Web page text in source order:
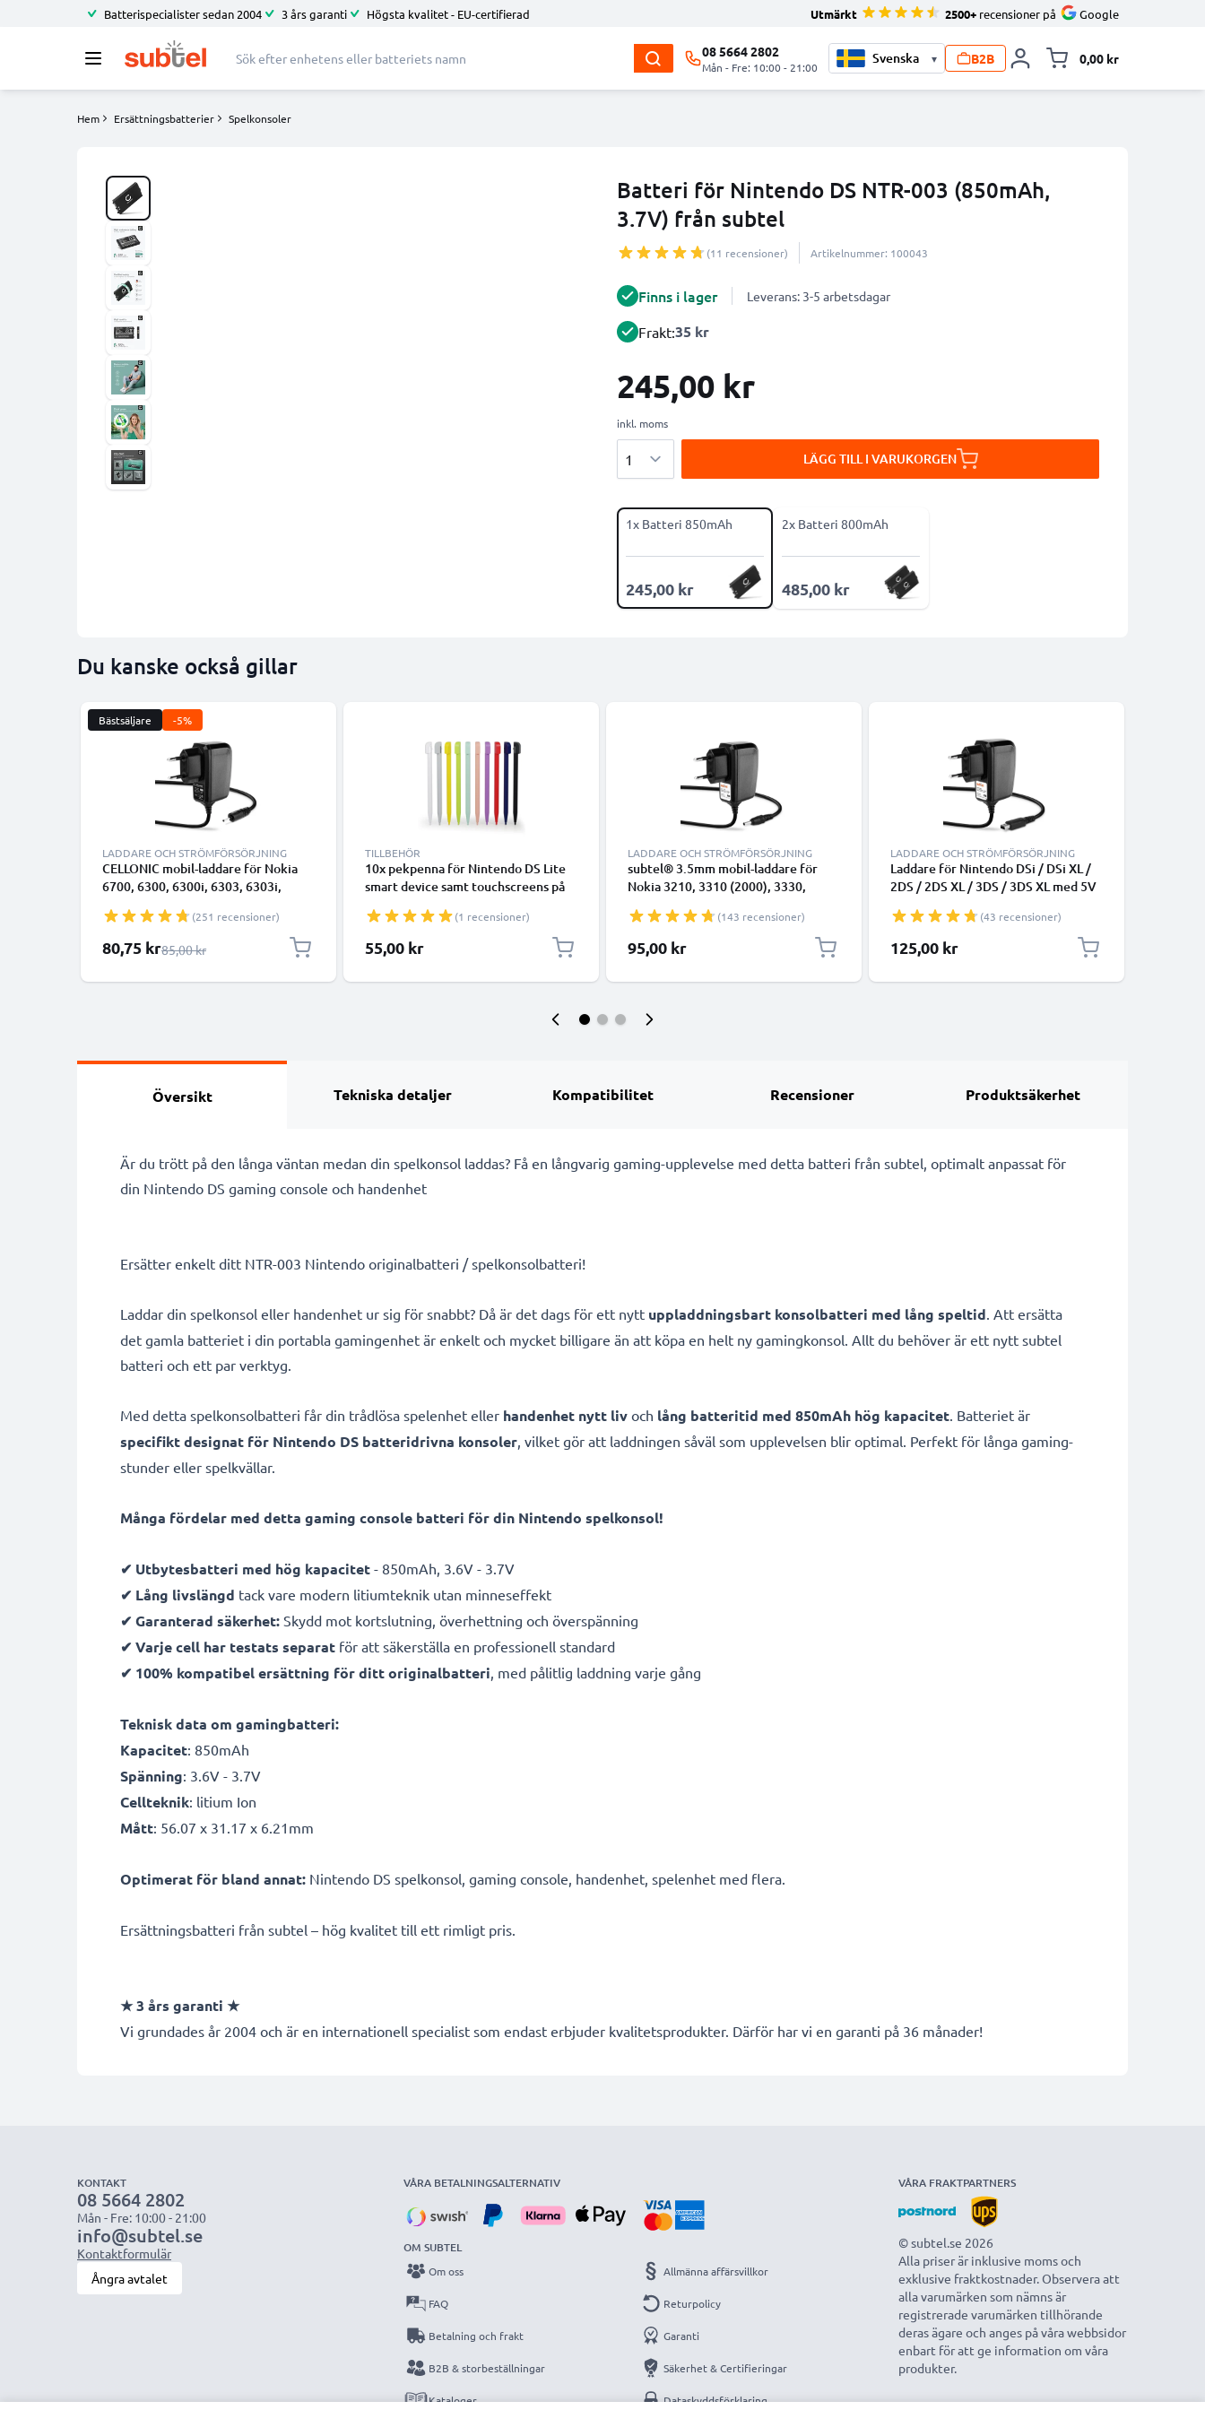
Batterispecialister sedan 2004 3 års garanti Högsta kvalitet - EU-certifierad Utmärkt 2500+ recensioner på Google
08 5664 2802
Mån - Fre: 10:00 - 21:00
▾ B2B 0,00 kr
Hem Ersättningsbatterier Spelkonsoler
Batteri för Nintendo DS NTR-003 (850mAh,
3.7V) från subtel
(11 recensioner) Artikelnummer: 100043
Finns i lager Leverans: 3-5 arbetsdagar
Frakt:35 kr
245,00 kr
inkl. moms
LÄGG TILL I VARUKORGEN
1x Batteri 850mAh
245,00 kr
2x Batteri 800mAh
485,00 kr
Du kanske också gillar
Bästsäljare -5%
LADDARE OCH STRÖMFÖRSÖRJNING
CELLONIC mobil-laddare för Nokia
6700, 6300, 6300i, 6303, 6303i,
N73, N70, N8 med 2.5W 0.5A /
500mA snabbladdning -
strömadapter för mobiltelefon med
(251 recensioner)
Specialpris
80,75 krOrdinarie pris
85,00 kr
TILLBEHÖR
10x pekpenna för Nintendo DS Lite
smart device samt touchscreens på
touchpenna med hög precision för
enklare gaming, rita, skriva på
touchscreen
(1 recensioner)
55,00 kr
LADDARE OCH STRÖMFÖRSÖRJNING
subtel® 3.5mm mobil-laddare för
Nokia 3210, 3310 (2000), 3330,
8210, 8310, 8810, 8850 med 2.5W
0.5A / 500mA snabbladdning -
strömadapter för mobiltelefon med
(143 recensioner)
95,00 kr
LADDARE OCH STRÖMFÖRSÖRJNING
Laddare för Nintendo DSi / DSi XL /
2DS / 2DS XL / 3DS / 3DS XL med 5V
lång laddkabel (43 recensioner)
125,00 kr
Översikt Tekniska detaljer Kompatibilitet Recensioner Produktsäkerhet
Är du trött på den långa väntan medan din spelkonsol laddas? Få en långvarig gaming-upplevelse med detta batteri från subtel, optimalt anpassat för
din Nintendo DS gaming console och handenhet
Ersätter enkelt ditt NTR-003 Nintendo originalbatteri / spelkonsolbatteri!
Laddar din spelkonsol eller handenhet ur sig för snabbt? Då är det dags för ett nytt uppladdningsbart konsolbatteri med lång speltid. Att ersätta
det gamla batteriet i din portabla gamingenhet är enkelt och mycket billigare än att köpa en helt ny gamingkonsol. Allt du behöver är ett nytt subtel
batteri och ett par verktyg.
Med detta spelkonsolbatteri får din trådlösa spelenhet eller handenhet nytt liv och lång batteritid med 850mAh hög kapacitet. Batteriet är
specifikt designat för Nintendo DS batteridrivna konsoler, vilket gör att laddningen såväl som upplevelsen blir optimal. Perfekt för långa gaming-
stunder eller spelkvällar.
Många fördelar med detta gaming console batteri för din Nintendo spelkonsol!
✔ Utbytesbatteri med hög kapacitet - 850mAh, 3.6V - 3.7V
✔ Lång livslängd tack vare modern litiumteknik utan minneseffekt
✔ Garanterad säkerhet: Skydd mot kortslutning, överhettning och överspänning
✔ Varje cell har testats separat för att säkerställa en professionell standard
✔ 100% kompatibel ersättning för ditt originalbatteri, med pålitlig laddning varje gång
Teknisk data om gamingbatteri:
Kapacitet: 850mAh
Spänning: 3.6V - 3.7V
Cellteknik: litium Ion
Mått: 56.07 x 31.17 x 6.21mm
Optimerat för bland annat: Nintendo DS spelkonsol, gaming console, handenhet, spelenhet med flera.
Ersättningsbatteri från subtel – hög kvalitet till ett rimligt pris.
★3 års garanti ★
Vi grundades år 2004 och är en internationell specialist som endast erbjuder kvalitetsprodukter. Därför har vi en garanti på 36 månader!
KONTAKT
08 5664 2802
Mån - Fre: 10:00 - 21:00
info@subtel.se
Kontaktformulär
Ångra avtalet
VÅRA BETALNINGSALTERNATIV
OM SUBTEL
Om oss
FAQ
Betalning och frakt
B2B & storbeställningar
Kataloger
Allmänna affärsvillkor
Returpolicy
Garanti
Säkerhet & Certifieringar
Dataskyddsförklaring
VÅRA FRAKTPARTNERS
© subtel.se 2026
Alla priser är inklusive moms och
exklusive fraktkostnader. Observera att
alla varumärken som nämns är
registrerade varumärken tillhörande
deras ägare och anges på våra webbsidor
enbart för att ge information om våra
produkter.